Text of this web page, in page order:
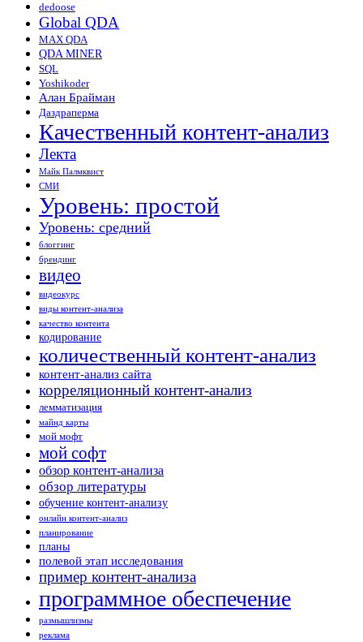
dedoose
Global QDA
MAX QDA
QDA MINER
SQL
Yoshikoder
Алан Брайман
Даздраперма
Качественный контент-анализ
Лекта
Майк Палмквист
СМИ
Уровень: простой
Уровень: средний
блоггинг
брендинг
видео
видеокурс
виды контент-анализа
качество контента
кодирование
количественный контент-анализ
контент-анализ сайта
корреляционный контент-анализ
лемматизация
майнд карты
мой мофт
мой софт
обзор контент-анализа
обзор литературы
обучение контент-анализу
онлайн контент-анализ
планирование
планы
полевой этап исследования
пример контент-анализа
программное обеспечение
размышлизмы
реклама